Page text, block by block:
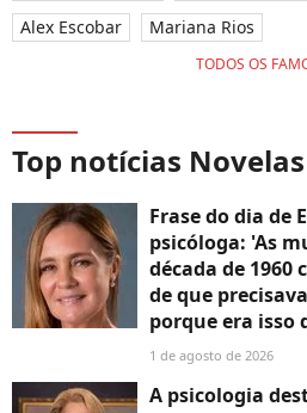
Alex Escobar
Mariana Rios
TODOS OS
Top notícias Novelas
Frase do dia de
psicóloga: 'As
década de 1960
de que
porque era isso
1 de agosto de 2026
A psicologia